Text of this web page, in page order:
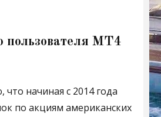
пользователя MT4
начиная с 2014 года
по акциям американских